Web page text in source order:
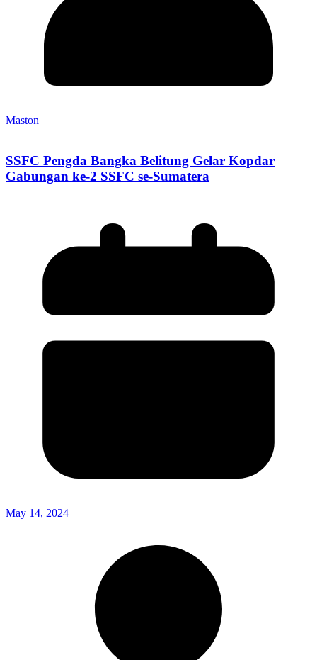
Maston
SSFC Pengda Bangka Belitung Gelar Kopdar
Gabungan ke-2 SSFC se-Sumatera
May 14, 2024